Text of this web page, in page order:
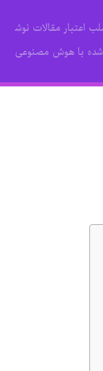
اعتبار مقالات نوش
با هوش مصنوعی